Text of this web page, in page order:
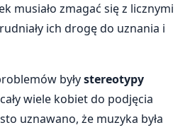
musiało zmagać się z licznymi
ich drogę do uznania i
byłystereotypy
wiele kobiet do podjęcia
uznawano, że muzyka była